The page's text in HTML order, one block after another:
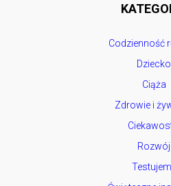
Codzienność
Dziecko
Ciąża
Zdrowie i
Rozwój